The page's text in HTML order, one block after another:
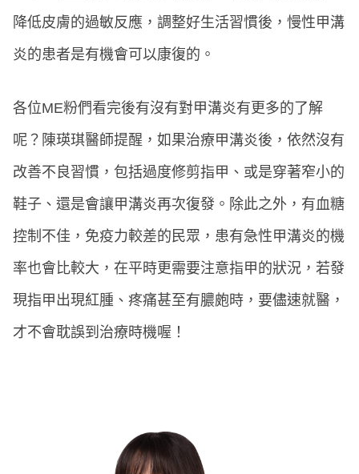
降低皮膚的過敏反應，調整好生活習慣後，慢性甲溝
炎的患者是有機會可以康復的。
各位ME粉們看完後有沒有對甲溝炎有更多的了解
呢？陳瑛琪醫師提醒，如果治療甲溝炎後，依然沒有
改善不良習慣，包括過度修剪指甲、或是穿著窄小的
鞋子、還是會讓甲溝炎再次復發。除此之外，有血糖
控制不佳，免疫力較差的民眾，患有急性甲溝炎的機
率也會比較大，在平時更需要注意指甲的狀況，若發
現指甲出現紅腫、疼痛甚至有膿皰時，要儘速就醫，
才不會耽誤到治療時機喔！